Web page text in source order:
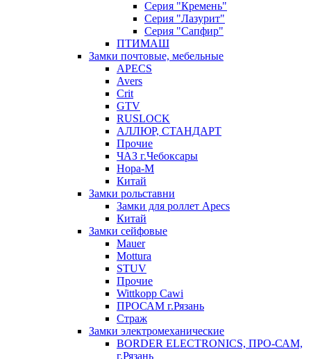
Серия "Кремень"
Серия "Лазурит"
Серия "Сапфир"
ПТИМАШ
Замки почтовые, мебельные
APECS
Avers
Crit
GTV
RUSLOCK
АЛЛЮР, СТАНДАРТ
Прочие
ЧАЗ г.Чебоксары
Нора-М
Китай
Замки рольставни
Замки для роллет Apecs
Китай
Замки сейфовые
Mauer
Mottura
STUV
Прочие
Wittkopp Cawi
ПРОСАМ г.Рязань
Страж
Замки электромеханические
BORDER ELECTRONICS, ПРО-САМ,
г.Рязань